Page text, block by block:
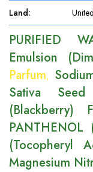
Land:
PURIFIED
Emulsion
Parfum,
Sativa Seed
(Blackberry)
PANTHENOL
(Tocopheryl
Magnesium